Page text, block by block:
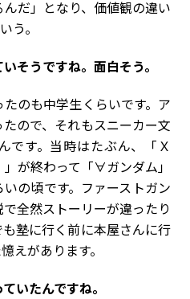
だ」となり、価値観の違い
う。
そうですね。面白そう。
のも中学生くらいです。ア
ので、それもスニーカー文
です。当時はたぶん、「Ｘ
」が終わって「∀ガンダム」
の頃です。ファーストガン
全然ストーリーが違ったり
塾に行く前に本屋さんに行
えがあります。
いたんですね。